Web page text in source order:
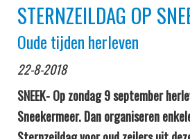
STERNZEILDAG OP
Oude tijden herleven
22-8-2018
SNEEK- Op zondag 9 september
Sneekermeer. Dan organiseren